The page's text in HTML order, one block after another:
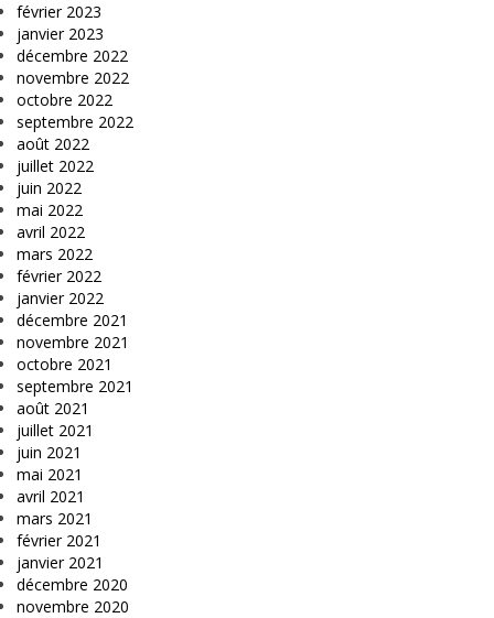
février 2023
janvier 2023
décembre 2022
novembre 2022
octobre 2022
septembre 2022
août 2022
juillet 2022
juin 2022
mai 2022
avril 2022
mars 2022
février 2022
janvier 2022
décembre 2021
novembre 2021
octobre 2021
septembre 2021
août 2021
juillet 2021
juin 2021
mai 2021
avril 2021
mars 2021
février 2021
janvier 2021
décembre 2020
novembre 2020